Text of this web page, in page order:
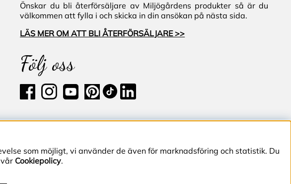
Önskar du bli återförsäljare av Miljögårdens produkter så är du
välkommen att fylla i och skicka in din ansökan på nästa sida.
LÄS MER OM ATT BLI ÅTERFÖRSÄLJARE >>
Följ oss
som möjligt, vi använder de även för marknadsföring och statistik. Du
Cookiepolicy.